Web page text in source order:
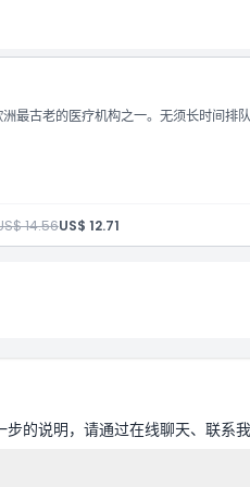
最古老的医疗机构之一。无须长时间排
14.56US$ 12.71
的说明，请通过在线聊天、联系